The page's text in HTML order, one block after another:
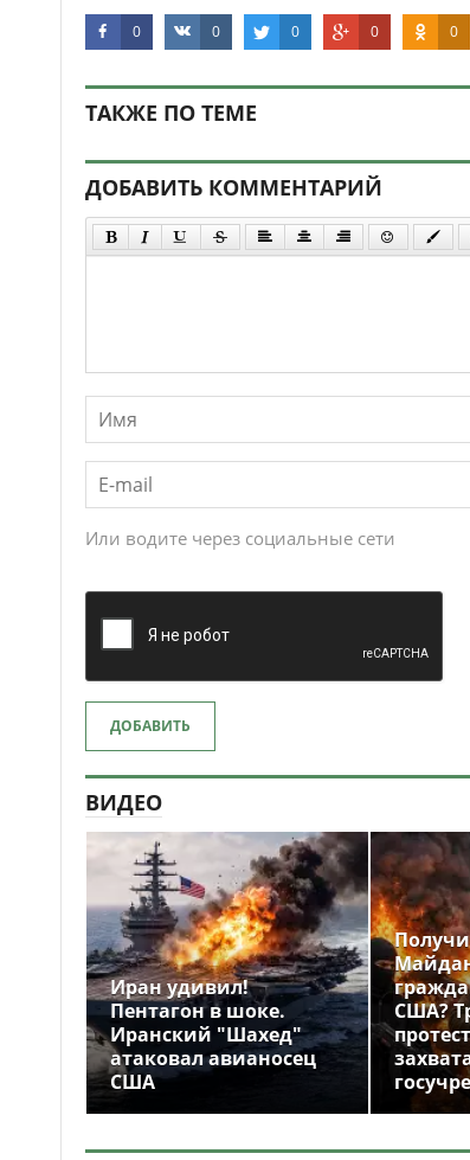
0 0 0 0 0
ТАКЖЕ ПО ТЕМЕ
ДОБАВИТЬ КОММЕНТАРИЙ
Или водите через социальные сети
ДОБАВИТЬ
ВИДЕО
Иран удивил!
Пентагон в шоке.
Иранский "Шахед"
атаковал авианосец
США
США?